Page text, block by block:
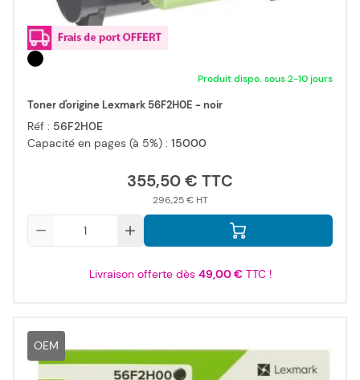
Produit dispo. sous 2-10 jours
Toner d'origine Lexmark 56F2H0E - noir
Réf : 56F2H0E
Capacité en pages (à 5%) : 15000
355,50 €
296,25 €
Livraison offerte dès 49,00 €TTC !
OEM